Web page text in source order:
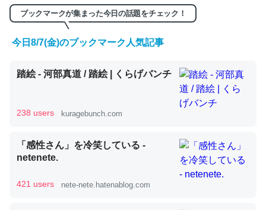
くらい。小説でいう「ずっと前の伏線」は回収されないけ
ど、短期記憶というには多い分量。進化すればするほど分
かりやすく強くなりそう
ブックマークが集まった今日の話題をチェック！
今日8/7(金)のブックマーク人気記事
踏絵 - 河部真道 / 踏絵 | くらげバンチ
238 users kuragebunch.com
「感性さん」を冷笑している -
netenete.
421 users nete-nete.hatenablog.com